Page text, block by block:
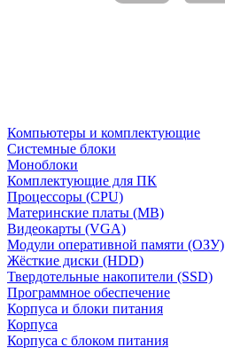
Компьютеры и комплектующие
Системные блоки
Моноблоки
Комплектующие для ПК
Процессоры (CPU)
Материнские платы (MB)
Видеокарты (VGA)
Модули оперативной памяти (ОЗУ)
Жёсткие диски (HDD)
Твердотельные накопители (SSD)
Программное обеспечение
Корпуса и блоки питания
Корпуса
Корпуса с блоком питания